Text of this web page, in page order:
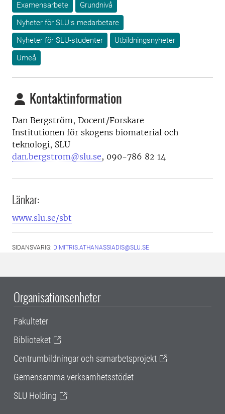
Examensarbete
Grundnivå
Nyheter för SLU:s medarbetare
Nyheter för SLU-studenter
Utbildningsnyheter
Umeå
Kontaktinformation
Dan Bergström, Docent/Forskare
Institutionen för skogens biomaterial och
teknologi, SLU
dan.bergstrom@slu.se, 090-786 82 14
Länkar:
www.slu.se/sbt
SIDANSVARIG: DIMITRIS.ATHANASSIADIS@SLU.SE
Organisationsenheter
Fakulteter
Biblioteket
Centrumbildningar och samarbetsprojekt
Gemensamma verksamhetsstödet
SLU Holding